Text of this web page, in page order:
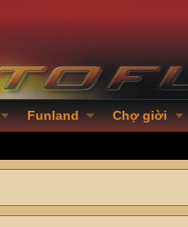
Funland Chợ giời